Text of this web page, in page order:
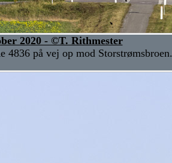
2020 - ©T. Rithmester
4836 på vej op mod Storstrømsbroen.